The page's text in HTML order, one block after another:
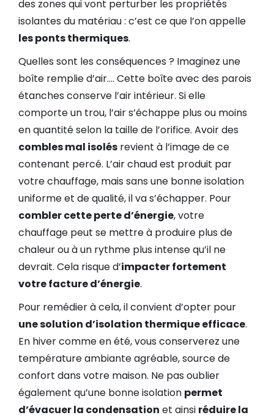
des zones qui vont perturber les propriétés
isolantes du matériau : c’est ce que l’on appelle
les ponts thermiques.
Quelles sont les conséquences ? Imaginez une
boîte remplie d’air…. Cette boîte avec des parois
étanches conserve l’air intérieur. Si elle
comporte un trou, l’air s’échappe plus ou moins
en quantité selon la taille de l’orifice. Avoir des
combles mal isolés revient à l’image de ce
contenant percé. L’air chaud est produit par
votre chauffage, mais sans une bonne isolation
uniforme et de qualité, il va s’échapper. Pour
combler cette perte d’énergie, votre
chauffage peut se mettre à produire plus de
chaleur ou à un rythme plus intense qu’il ne
devrait. Cela risque d’impacter fortement
votre facture d’énergie.
Pour remédier à cela, il convient d’opter pour
une solution d’isolation thermique efficace.
En hiver comme en été, vous conserverez une
température ambiante agréable, source de
confort dans votre maison. Ne pas oublier
également qu’une bonne isolation permet
d’évacuer la condensation et ainsi réduire la